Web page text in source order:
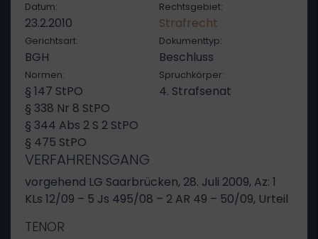
Datum:
23.2.2010
Rechtsgebiet:
Strafrecht
Gerichtsart:
BGH
Dokumenttyp:
Beschluss
Normen:
§ 147 StPO
§ 338 Nr 8 StPO
§ 344 Abs 2 S 2 StPO
§ 475 StPO
Spruchkörper:
4. Strafsenat
VERFAHRENSGANG
vorgehend LG Saarbrücken, 28. Juli 2009, Az: 1
KLs 12/09 – 5 Js 495/08 – 2 AR 49 – 50/09, Urteil
TENOR